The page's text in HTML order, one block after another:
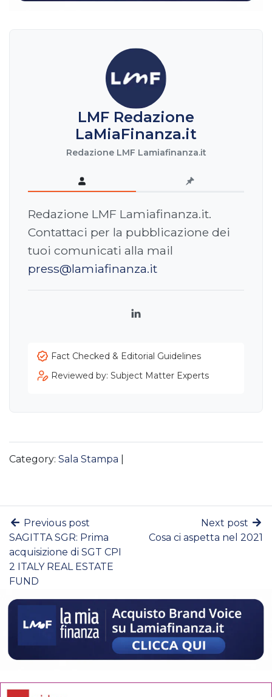
LMF Redazione
LaMiaFinanza.it
Redazione LMF Lamiafinanza.it
Redazione LMF Lamiafinanza.it.
Contattaci per la pubblicazione dei
tuoi comunicati alla mail
press@lamiafinanza.it
LinkedIn
Fact Checked & Editorial Guidelines
Reviewed by: Subject Matter Experts
Category: Sala Stampa
Previous post
SAGITTA SGR: Prima
acquisizione di SGT CPI
2 ITALY REAL ESTATE
FUND
Next post
Cosa ci aspetta nel 2021